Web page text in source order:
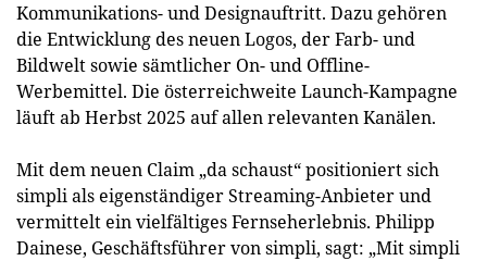
Kommunikations- und Designauftritt. Dazu gehören
die Entwicklung des neuen Logos, der Farb- und
Bildwelt sowie sämtlicher On- und Offline-
Werbemittel. Die österreichweite Launch-Kampagne
läuft ab Herbst 2025 auf allen relevanten Kanälen.
Mit dem neuen Claim „da schaust“ positioniert sich
simpli als eigenständiger Streaming-Anbieter und
vermittelt ein vielfältiges Fernseherlebnis. Philipp
Dainese, Geschäftsführer von simpli, sagt: „Mit simpli